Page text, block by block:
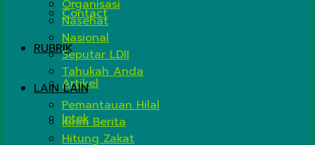
Contact
RUBRIK
Artikel
Iptek
Organisasi
Nasehat
Nasional
Seputar LDII
Tahukah Anda
LAIN LAIN
Pemantauan Hilal
Kirim Berita
Hitung Zakat